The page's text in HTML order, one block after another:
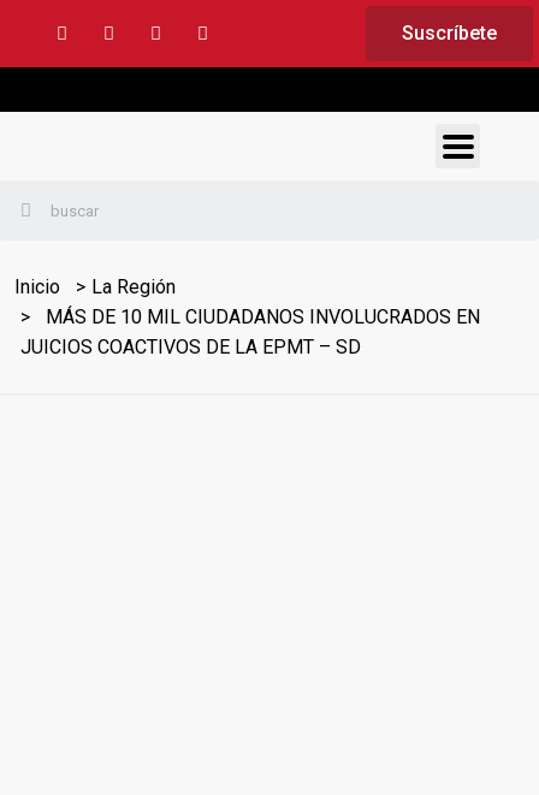
Suscríbete
Inicio
La Región
MÁS DE 10 MIL CIUDADANOS INVOLUCRADOS EN
JUICIOS COACTIVOS DE LA EPMT – SD